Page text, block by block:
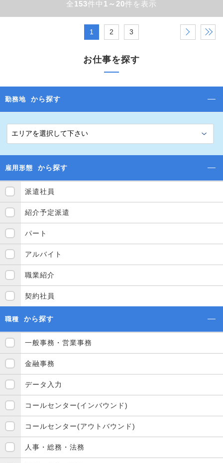
全153件中 1～20件を表示
1 2 3 › »
お仕事を探す
勤務地 から探す
雇用形態 から探す
派遣社員
紹介予定派遣
パート
アルバイト
職業紹介
契約社員
職種 から探す
一般事務・営業事務
金融事務
データ入力
コールセンター(インバウンド)
コールセンター(アウトバウンド)
人事・総務・法務